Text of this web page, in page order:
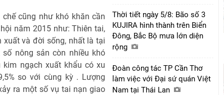
cũng như khó khăn cần
năm 2015 như: Thiên tai,
xuất và đời sống, nhất là tại
nông sản còn nhiều khó
kim ngạch xuất khẩu có xu
so với cùng kỳ . Lượng
ra một số vụ tai nạn giao
Thời tiết ngày 5/8: Bão số 3
KUJIRA hình thành trên Biển
Đông, Bắc Bộ mưa lớn diện
rộng
Đoàn công tác TP Cần Thơ
làm việc với Đại sứ quán Việt
Nam tại Thái Lan